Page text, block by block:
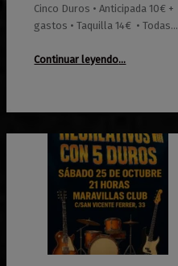
Cinco Duros • Anticipada 10€ +
gastos • Taquilla 14€ • Todas…
Continuar leyendo“Kooltopia + Recreativos con Cinco Duros • ENTRADAS AGOTADAS”
…